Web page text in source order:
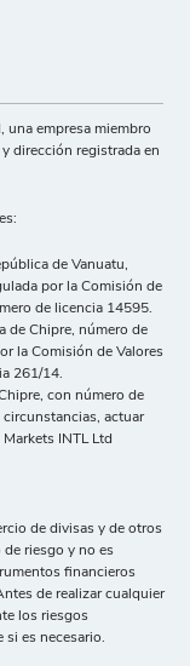
una empresa miembro
dirección registrada en
de Vanuatu,
por la Comisión de
de licencia 14595.
de Chipre, número de
la Comisión de Valores
261/14.
con número de
actuar
INTL Ltd
de divisas y de otros
riesgo y no es
financieros
de realizar cualquier
los riesgos
es necesario.